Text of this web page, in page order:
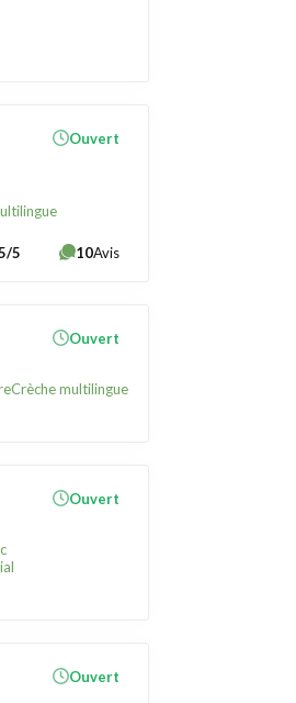
Ouvert
5 10Avis
Crèche multilingue
Ouvert
Ouvert
Ouvert